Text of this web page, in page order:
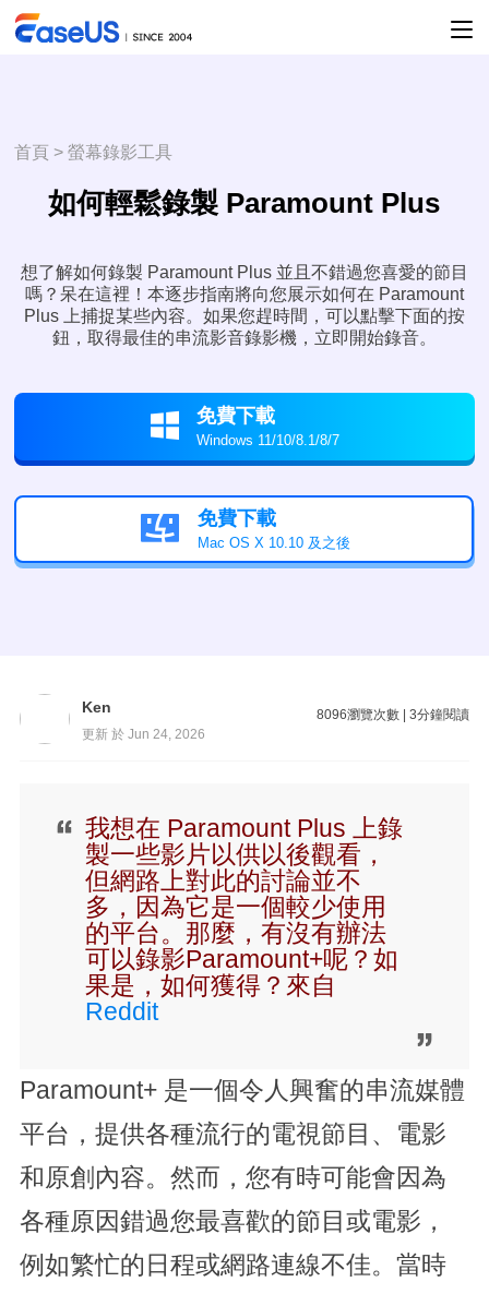
首頁 >螢幕錄影工具
如何輕鬆錄製 Paramount Plus
想了解如何錄製 Paramount Plus 並且不錯過您喜愛的節目
嗎？呆在這裡！本逐步指南將向您展示如何在 Paramount
Plus 上捕捉某些內容。如果您趕時間，可以點擊下面的按
鈕，取得最佳的串流影音錄影機，立即開始錄音。
 免費下載
Windows 11/10/8.1/8/7
 免費下載
Mac OS X 10.10 及之後
Ken
更新 於 Jun 24, 2026
8096瀏覽次數 |3分鐘閱讀
我想在 Paramount Plus 上錄
製一些影片以供以後觀看，
但網路上對此的討論並不
多，因為它是一個較少使用
的平台。那麼，有沒有辦法
可以錄影Paramount+呢？如
果是，如何獲得？來自
Reddit
Paramount+ 是一個令人興奮的串流媒體
平台，提供各種流行的電視節目、電影
和原創內容。然而，您有時可能會因為
各種原因錯過您最喜歡的節目或電影，
例如繁忙的日程或網路連線不佳。當時